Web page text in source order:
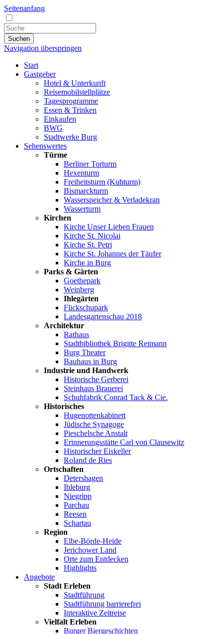
Seitenanfang
Suchen
Navigation überspringen
Start
Gastgeber
Hotel & Unterkunft
Reisemobilstellplätze
Tagesprogramme
Essen & Trinken
Einkaufen
BWG
Stadtwerke Burg
Sehenswertes
Türme
Berliner Torturm
Hexenturm
Freiheitsturm (Kuhturm)
Bismarckturm
Wasserspeicher & Verladekran
Wasserturm
Kirchen
Kirche Unser Lieben Frauen
Kirche St. Nicolai
Kirche St. Petri
Kirche St. Johannes der Täufer
Kirche in Burg
Parks & Gärten
Goethepark
Weinberg
Ihlegärten
Flickschupark
Landesgartenschau 2018
Architektur
Rathaus
Stadtbibliothek Brigitte Reimann
Burg Theater
Bauhaus in Burg
Industrie und Handwerk
Historische Gerberei
Steinhaus Brauerei
Schuhfabrik Conrad Tack & Cie.
Historisches
Hugenottenkabinett
Jüdische Synagoge
Pieschelsche Anstalt
Erinnerungsstätte Carl von Clausewitz
Historischer Eiskeller
Roland de Ries
Ortschaften
Detershagen
Ihleburg
Niegripp
Parchau
Reesen
Schartau
Region
Elbe-Börde-Heide
Jerichower Land
Orte zum Entdecken
Highlights
Angebote
Stadt Erleben
Stadtführung
Stadtführung barrierefrei
Interaktive Zeitreise
Vielfalt Erleben
Burger Biergeschichten